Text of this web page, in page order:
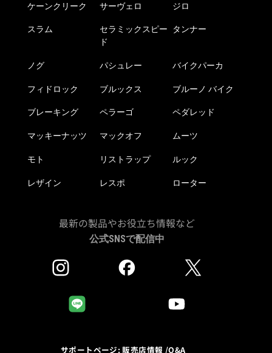
ケーンクリーク サーヴェロ ジロ
スラム
セラミックスピー
ド
タンナー
ノグ パシュレー バイクパーカ
フィドロック ブルックス ブルーノ バイク
ブレーキング ペラーゴ ペダレッド
マッキーナッツ マックオフ ムーツ
モト リストラップ ルック
レザイン レスポ ローター
最新の製品やお役立ち情報など
公式SNSで配信中
サポートページ: 販売店情報 /Q&A